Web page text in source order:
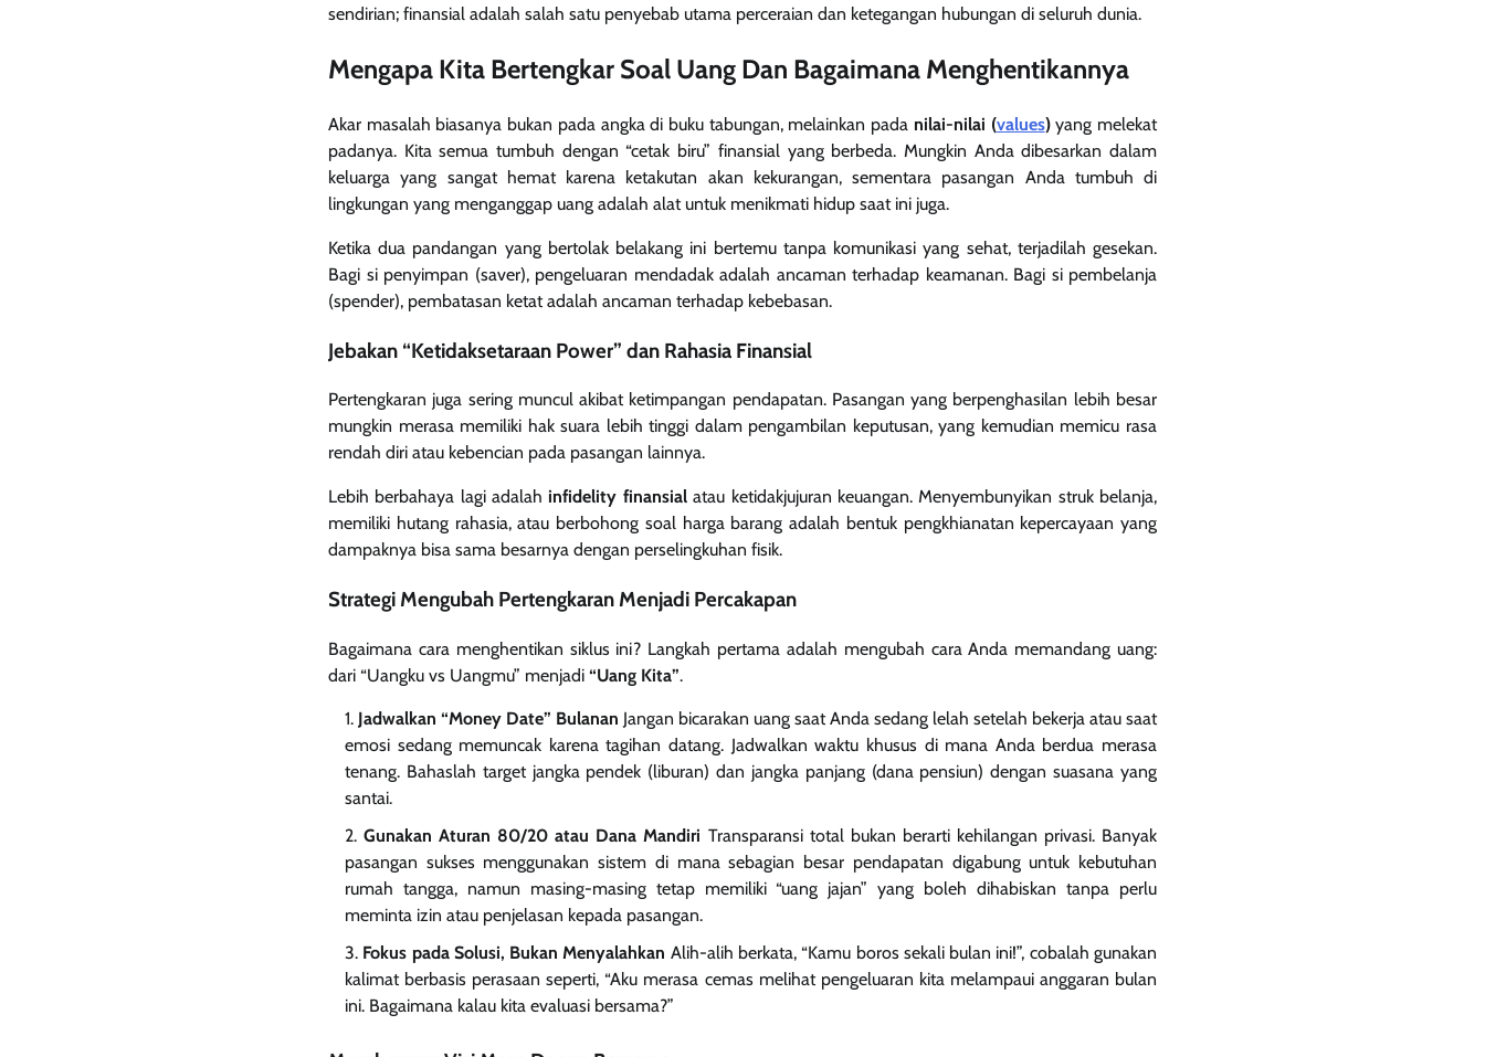
sendirian; finansial adalah salah satu penyebab utama perceraian dan ketegangan hubungan di seluruh dunia.
Mengapa Kita Bertengkar Soal Uang Dan Bagaimana Menghentikannya
Akar masalah biasanya bukan pada angka di buku tabungan, melainkan pada nilai-nilai (values)yang melekat
padanya. Kita semua tumbuh dengan “cetak biru” finansial yang berbeda. Mungkin Anda dibesarkan dalam
keluarga yang sangat hemat karena ketakutan akan kekurangan, sementara pasangan Anda tumbuh di
lingkungan yang menganggap uang adalah alat untuk menikmati hidup saat ini juga.
Ketika dua pandangan yang bertolak belakang ini bertemu tanpa komunikasi yang sehat, terjadilah gesekan.
Bagi si penyimpan (saver), pengeluaran mendadak adalah ancaman terhadap keamanan. Bagi si pembelanja
(spender), pembatasan ketat adalah ancaman terhadap kebebasan.
Jebakan “Ketidaksetaraan Power” dan Rahasia Finansial
Pertengkaran juga sering muncul akibat ketimpangan pendapatan. Pasangan yang berpenghasilan lebih besar
mungkin merasa memiliki hak suara lebih tinggi dalam pengambilan keputusan, yang kemudian memicu rasa
rendah diri atau kebencian pada pasangan lainnya.
Lebih berbahaya lagi adalah infidelity finansialatau ketidakjujuran keuangan. Menyembunyikan struk belanja,
memiliki hutang rahasia, atau berbohong soal harga barang adalah bentuk pengkhianatan kepercayaan yang
dampaknya bisa sama besarnya dengan perselingkuhan fisik.
Strategi Mengubah Pertengkaran Menjadi Percakapan
Bagaimana cara menghentikan siklus ini? Langkah pertama adalah mengubah cara Anda memandang uang:
dari “Uangku vs Uangmu” menjadi “Uang Kita”.
Jadwalkan “Money Date” Bulanan Jangan bicarakan uang saat Anda sedang lelah setelah bekerja atau saat
emosi sedang memuncak karena tagihan datang. Jadwalkan waktu khusus di mana Anda berdua merasa
tenang. Bahaslah target jangka pendek (liburan) dan jangka panjang (dana pensiun) dengan suasana yang
santai.
Gunakan Aturan 80/20 atau Dana Mandiri Transparansi total bukan berarti kehilangan privasi. Banyak
pasangan sukses menggunakan sistem di mana sebagian besar pendapatan digabung untuk kebutuhan
rumah tangga, namun masing-masing tetap memiliki “uang jajan” yang boleh dihabiskan tanpa perlu
meminta izin atau penjelasan kepada pasangan.
Fokus pada Solusi, Bukan Menyalahkan Alih-alih berkata, “Kamu boros sekali bulan ini!”, cobalah gunakan
kalimat berbasis perasaan seperti, “Aku merasa cemas melihat pengeluaran kita melampaui anggaran bulan
ini. Bagaimana kalau kita evaluasi bersama?”